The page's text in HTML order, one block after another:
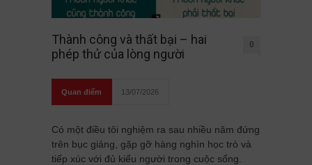
Thành công và thất bại – hai
phép thử của lòng người
0
Quan điểm 13/07/2026
Có một điều tôi nghiệm ra sau nhiều năm đứng
trên bục giảng, gặp gỡ hàng nghìn học trò và
tiếp xúc với đủ kiểu người trong cuộc sống.